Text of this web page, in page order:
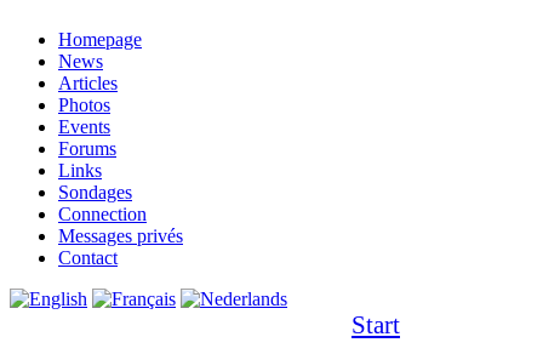
Homepage
News
Articles
Photos
Events
Forums
Links
Sondages
Connection
Messages privés
Contact
Start